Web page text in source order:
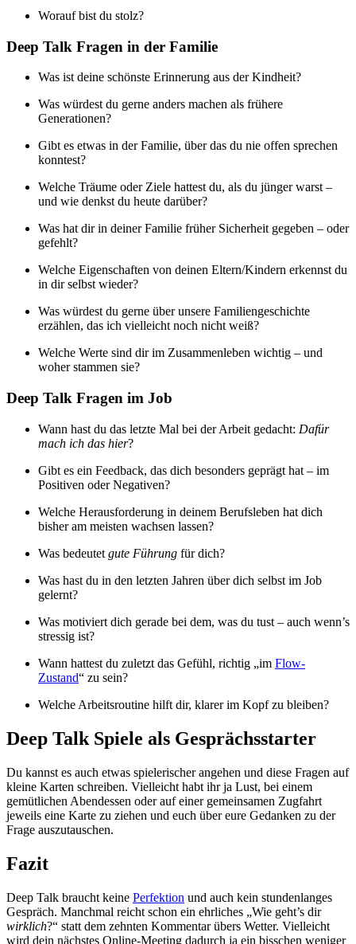
Worauf bist du stolz?
Deep Talk Fragen in der Familie
Was ist deine schönste Erinnerung aus der Kindheit?
Was würdest du gerne anders machen als frühere
Generationen?
Gibt es etwas in der Familie, über das du nie offen sprechen
konntest?
Welche Träume oder Ziele hattest du, als du jünger warst –
und wie denkst du heute darüber?
Was hat dir in deiner Familie früher Sicherheit gegeben – oder
gefehlt?
Welche Eigenschaften von deinen Eltern/Kindern erkennst du
in dir selbst wieder?
Was würdest du gerne über unsere Familiengeschichte
erzählen, das ich vielleicht noch nicht weiß?
Welche Werte sind dir im Zusammenleben wichtig – und
woher stammen sie?
Deep Talk Fragen im Job
Wann hast du das letzte Mal bei der Arbeit gedacht: Dafür
mach ich das hier?
Gibt es ein Feedback, das dich besonders geprägt hat – im
Positiven oder Negativen?
Welche Herausforderung in deinem Berufsleben hat dich
bisher am meisten wachsen lassen?
Was bedeutet gute Führung für dich?
Was hast du in den letzten Jahren über dich selbst im Job
gelernt?
Was motiviert dich gerade bei dem, was du tust – auch wenn’s
stressig ist?
Wann hattest du zuletzt das Gefühl, richtig „im Flow-
Zustand“ zu sein?
Welche Arbeitsroutine hilft dir, klarer im Kopf zu bleiben?
Deep Talk Spiele als Gesprächsstarter
Du kannst es auch etwas spielerischer angehen und diese Fragen auf
kleine Karten schreiben. Vielleicht habt ihr ja Lust, bei einem
gemütlichen Abendessen oder auf einer gemeinsamen Zugfahrt
jeweils eine Karte zu ziehen und euch über eure Gedanken zu der
Frage auszutauschen.
Fazit
Deep Talk braucht keine Perfektion und auch kein stundenlanges
Gespräch. Manchmal reicht schon ein ehrliches „Wie geht’s dir
wirklich?“ statt dem zehnten Kommentar übers Wetter. Vielleicht
wird dein nächstes Online-Meeting dadurch ja ein bisschen weniger